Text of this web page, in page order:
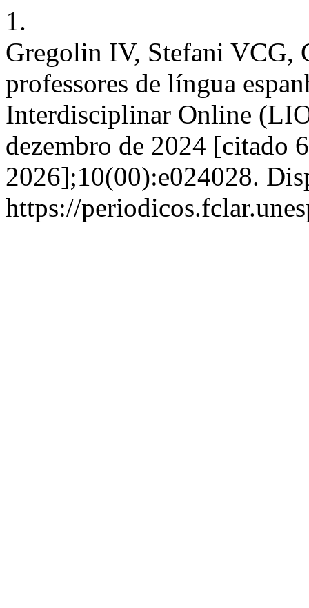
1.
Gregolin IV, Stefani VCG,
professores de língua
Interdisciplinar Online
dezembro de 2024 [citado
2026];10(00):e024028.
https://